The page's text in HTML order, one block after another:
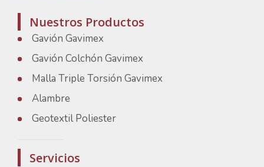
Nuestros Productos
Gavión Gavimex
Gavión Colchón Gavimex
Malla Triple Torsión Gavimex
Alambre
Geotextil Poliester
Servicios